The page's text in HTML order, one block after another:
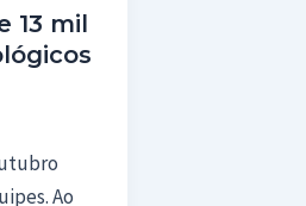
13 mil
Ao